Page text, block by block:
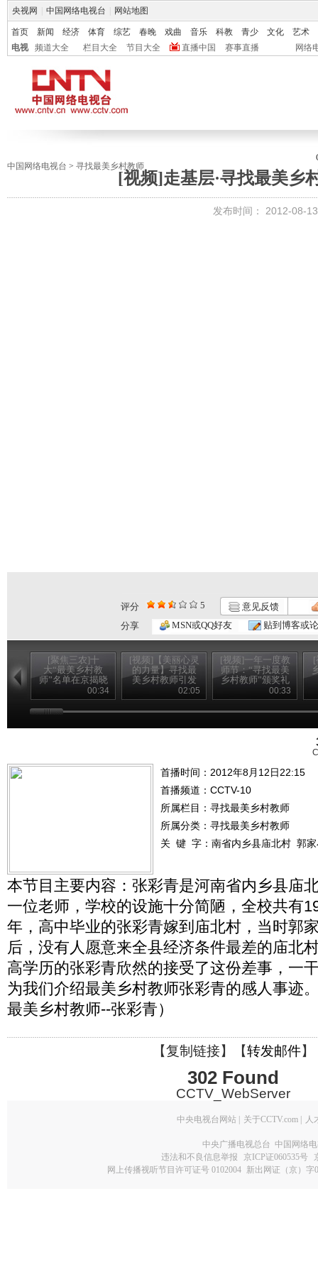
央视网 中国网络电视台 网站地图
首页 新闻 经济 体育 综艺 春晚 戏曲 音乐 科教 青少 文化
艺术
电视
频道大全 栏目大全 节目大全 直播中国 赛事直播 网络
中国网络电视台 > 寻找最美乡村教师
[视频]走基层·寻找最美
发布时间： 2012-08-
评分 5
意见反馈
分享
MSN或QQ好友 贴到博客或
[聚焦三农]十
大“最美乡村教
师”名单在京揭晓
(20120910)00:34
[视频]【美丽心灵
的力量】寻找最
美乡村教师引发
强烈社会反响
02:05
[视频]一年一度教
师节：“寻找最美
乡村教师”颁奖礼
00:33
[
首播时间：2012年8月12日22:15
首播频道： CCTV-10
所属栏目： 寻找最美乡村教师
所属分类：寻找最美乡村教师
关 键 字： 南省内乡县庙北村 郭
本节目主要内容：张彩青是河南省内乡县庙
一位老师，学校的设施十分简陋，全校共有
年，高中毕业的张彩青嫁到庙北村，当时郭
后，没有人愿意来全县经济条件最差的庙北
高学历的张彩青欣然的接受了这份差事，一
为我们介绍最美乡村教师张彩青的感人事迹
最美乡村教师--张彩青）
【复制链接】【转发邮件】
302 Found
CCTV_WebServer
中央电视台网站 关于CCTV.com 人
中央广播电视总台 中国网络
违法和不良信息举报
京ICP证060535号
网上传播视听节目许可证号 0102004 新出网证（京）